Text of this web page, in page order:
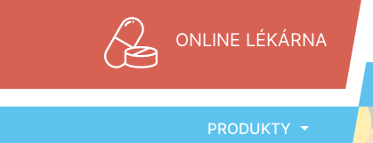
ONLINE LÉKÁRNA
PRODUKTY